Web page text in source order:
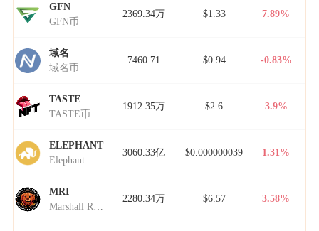
GFN
GFN币
2369.34万 $1.33 7.89%
域名
域名币
7460.71 $0.94 -0.83%
TASTE
TASTE币
1912.35万 $2.6 3.9%
ELEPHANT
Elephant Money
3060.33亿 $0.000000039 1.31%
MRI
Marshall Rogan Inu
2280.34万 $6.57 3.58%